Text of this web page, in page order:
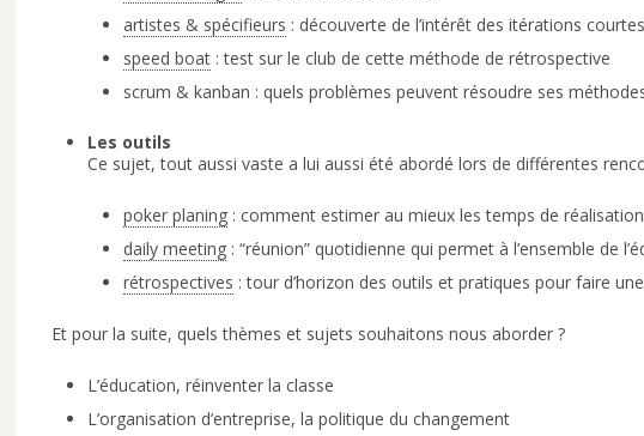
artistes & spécifieurs : découverte de l’intérêt des itérations
speed boat : test sur le club de cette méthode de rétrospective
scrum & kanban : quels problèmes peuvent résoudre ses
Les outils
Ce sujet, tout aussi vaste a lui aussi été abordé lors de différentes
poker planing : comment estimer au mieux les temps de réalisation
daily meeting : “réunion” quotidienne qui permet à l’ensemble de
rétrospectives : tour d’horizon des outils et pratiques pour faire
Et pour la suite, quels thèmes et sujets souhaitons nous aborder ?
L’éducation, réinventer la classe
L’organisation d’entreprise, la politique du changement